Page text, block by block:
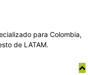
para Colombia,
de LATAM.